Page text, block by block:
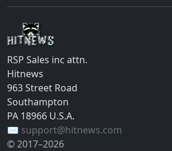
RSP Sales inc attn.
Hitnews
963 Street Road
Southampton
PA 18966 U.S.A.
✉️ support@hitnews.com
© 2017–2026